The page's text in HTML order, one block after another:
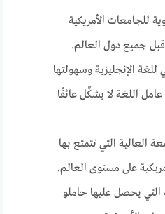
للجامعات الأمريكية
قبل جميع دول العالم.
للغة الإنجليزية وسهولتها
اللغة لا يشكِّل عائقًا
العالية التي تتمتع بها
على مستوى العالم.
التي يحصل عليها حاملو